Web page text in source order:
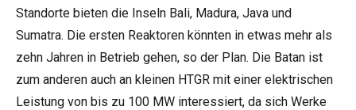
Standorte bieten die Inseln Bali, Madura, Java und
Sumatra. Die ersten Reaktoren könnten in etwas mehr als
zehn Jahren in Betrieb gehen, so der Plan. Die Batan ist
zum anderen auch an kleinen HTGR mit einer elektrischen
Leistung von bis zu 100 MW interessiert, da sich Werke